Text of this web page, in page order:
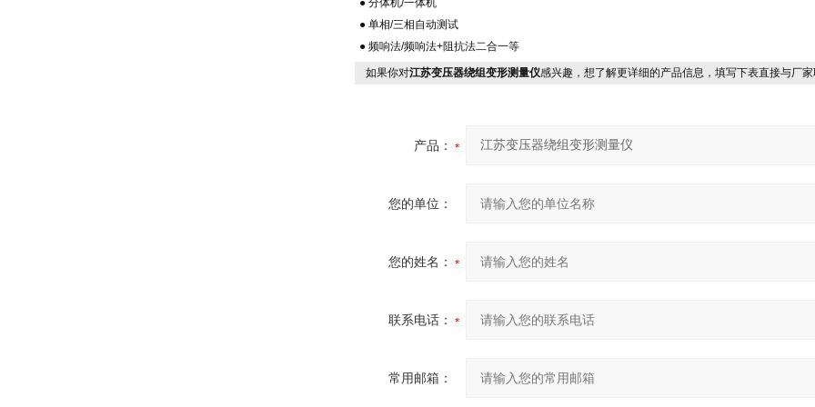
● 分体机/一体机
● 单相/三相自动测试
● 频响法/频响法+阻抗法二合一等
如果你对江苏变压器绕组变形测量仪感兴趣，想了解更详细的产品信息，填写下表直接与厂
产品：
您的单位：
您的姓名：
联系电话：
常用邮箱：